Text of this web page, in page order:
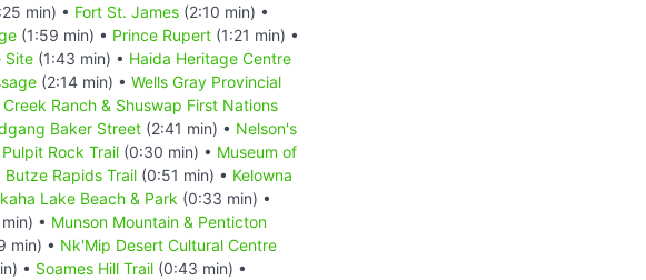
min) • Fort St. James (2:10 min) •
(1:59 min) • Prince Rupert (1:21 min) •
Site (1:43 min) • Haida Heritage Centre
(2:14 min) • Wells Gray Provincial
Ranch & Shuswap First Nations
Baker Street (2:41 min) • Nelson's
Pulpit Rock Trail (0:30 min) • Museum of
Butze Rapids Trail (0:51 min) • Kelowna
Lake Beach & Park (0:33 min) •
• Munson Mountain & Penticton
min) • Nk'Mip Desert Cultural Centre
• Soames Hill Trail (0:43 min) •